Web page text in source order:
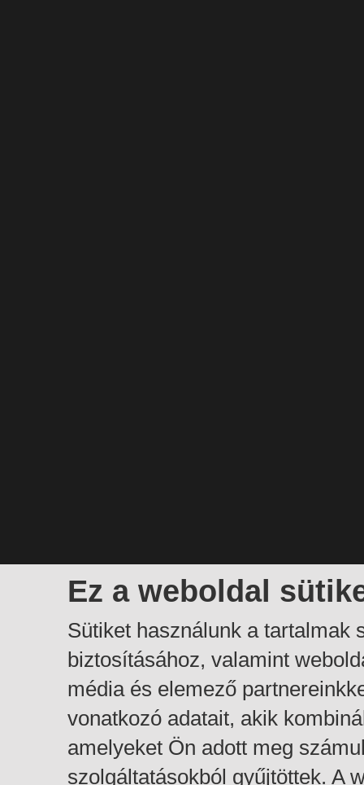
Ez a weboldal
Sütiket használunk a tartalmak
biztosításához, valamint
média és elemező
vonatkozó adatait, akik
amelyeket Ön adott meg
szolgáltatásokból gyűjtöttek. A